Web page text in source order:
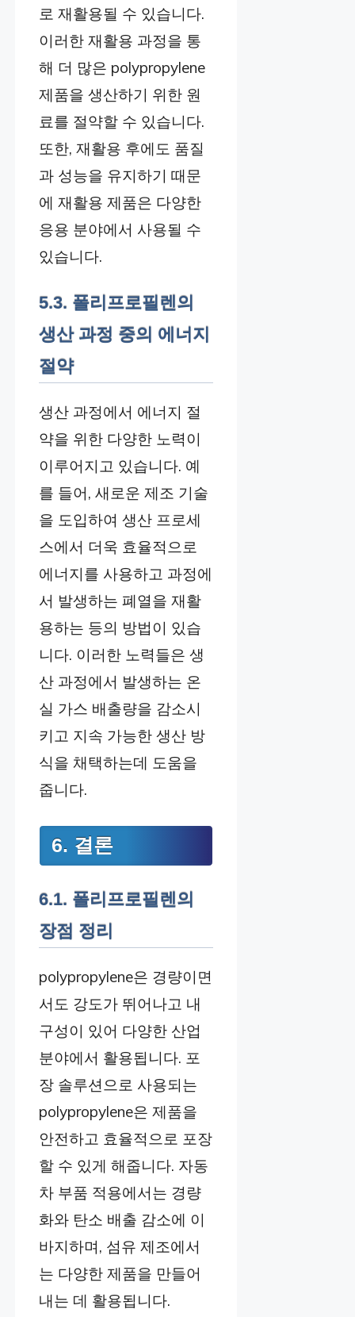
로 재활용될 수 있습니다.
이러한 재활용 과정을 통
해 더 많은 polypropylene
제품을 생산하기 위한 원
료를 절약할 수 있습니다.
또한, 재활용 후에도 품질
과 성능을 유지하기 때문
에 재활용 제품은 다양한
응용 분야에서 사용될 수
있습니다.
5.3. 폴리프로필렌의
생산 과정 중의 에너지
절약
생산 과정에서 에너지 절
약을 위한 다양한 노력이
이루어지고 있습니다. 예
를 들어, 새로운 제조 기술
을 도입하여 생산 프로세
스에서 더욱 효율적으로
에너지를 사용하고 과정에
서 발생하는 폐열을 재활
용하는 등의 방법이 있습
니다. 이러한 노력들은 생
산 과정에서 발생하는 온
실 가스 배출량을 감소시
키고 지속 가능한 생산 방
식을 채택하는데 도움을
줍니다.
6. 결론
6.1. 폴리프로필렌의
장점 정리
polypropylene은 경량이면
서도 강도가 뛰어나고 내
구성이 있어 다양한 산업
분야에서 활용됩니다. 포
장 솔루션으로 사용되는
polypropylene은 제품을
안전하고 효율적으로 포장
할 수 있게 해줍니다. 자동
차 부품 적용에서는 경량
화와 탄소 배출 감소에 이
바지하며, 섬유 제조에서
는 다양한 제품을 만들어
내는 데 활용됩니다.